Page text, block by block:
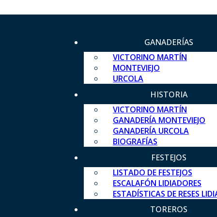
GANADERÍAS
VICTORINO MARTÍN
MONTEVIEJO
URCOLA
HISTORIA
VICTORINO MARTÍN
GANADERÍA MONTEVIEJO
GANADERÍA URCOLA
BIOGRAFÍAS
FESTEJOS
LISTADO DE FESTEJOS
ESCALAFÓN LIDIADORES
ESTADÍSTICAS DE RESES
TOREROS